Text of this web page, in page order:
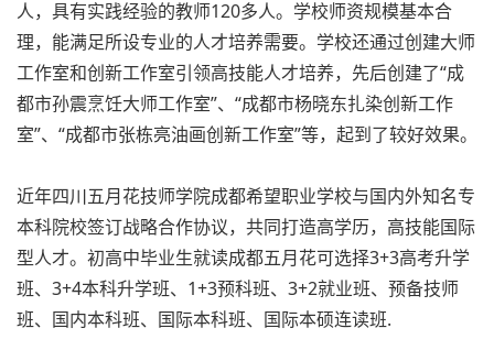
人，具有实践经验的教师120多人。学校师资规模基本合
理，能满足所设专业的人才培养需要。学校还通过创建大师
工作室和创新工作室引领高技能人才培养，先后创建了“成
都市孙震烹饪大师工作室”、“成都市杨晓东扎染创新工作
室”、“成都市张栋亮油画创新工作室”等，起到了较好效果。
近年四川五月花技师学院成都希望职业学校与国内外知名专
本科院校签订战略合作协议，共同打造高学历，高技能国际
型人才。初高中毕业生就读成都五月花可选择3+3高考升学
班、3+4本科升学班、1+3预科班、3+2就业班、预备技师
班、国内本科班、国际本科班、国际本硕连读班.